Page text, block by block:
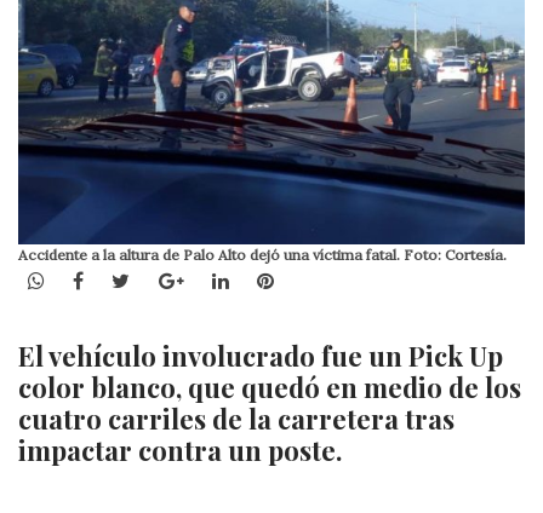
Accidente a la altura de Palo Alto dejó una víctima fatal. Foto: Cortesía.
WhatsApp
Facebook
TwitterGoogle+LinkedInPinterest
El vehículo involucrado fue un Pick Up
color blanco, que quedó en medio de los
cuatro carriles de la carretera tras
impactar contra un poste.